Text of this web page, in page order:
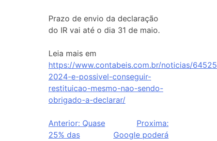
Prazo de envio da declaração
do IR vai até o dia 31 de maio.
Leia mais em
https://www.contabeis.com.br/noticias/
2024-e-possivel-conseguir-
restituicao-mesmo-nao-sendo-
obrigado-a-declarar/
Anterior: Quase
25% das
Proxima:
Google poderá